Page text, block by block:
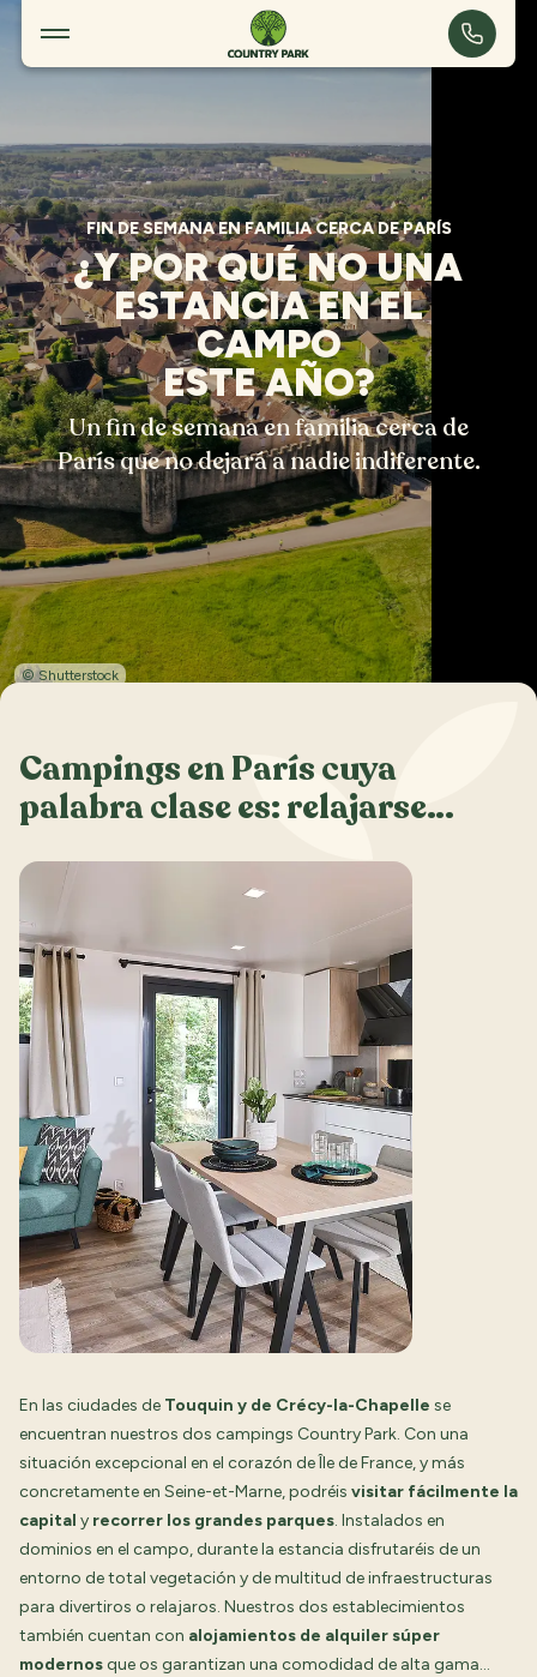
Fin de semana en familia cerca de París
© Shutterstock
FIN DE SEMANA EN FAMILIA CERCA DE PARÍS
¿Y POR QUÉ NO UNA
ESTANCIA EN EL
CAMPO
ESTE AÑO?
Un fin de semana en familia cerca de
París que no dejará a nadie indiferente.
Campings en París cuya
palabra clase es: relajarse…
En las ciudades de Touquin y de Crécy-la-Chapelle se
encuentran nuestros dos campings Country Park. Con una
situación excepcional en el corazón de Île de France, y más
concretamente en Seine-et-Marne, podréis visitar fácilmente la
capital y recorrer los grandes parques. Instalados en
dominios en el campo, durante la estancia disfrutaréis de un
entorno de total vegetación y de multitud de infraestructuras
para divertiros o relajaros. Nuestros dos establecimientos
también cuentan con alojamientos de alquiler súper
modernosque os garantizan una comodidad de alta gama…